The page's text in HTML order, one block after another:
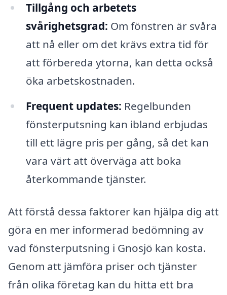
Tillgång och arbetets
svårighetsgrad: Om fönstren är svåra
att nå eller om det krävs extra tid för
att förbereda ytorna, kan detta också
öka arbetskostnaden.
Frequent updates: Regelbunden
fönsterputsning kan ibland erbjudas
till ett lägre pris per gång, så det kan
vara värt att överväga att boka
återkommande tjänster.
Att förstå dessa faktorer kan hjälpa dig att
göra en mer informerad bedömning av
vad fönsterputsning i Gnosjö kan kosta.
Genom att jämföra priser och tjänster
från olika företag kan du hitta ett bra